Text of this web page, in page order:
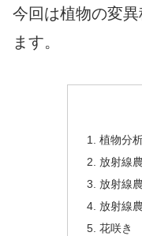
今回は植物の変
ます。
植物分
放射線
放射線
放射線
花咲き